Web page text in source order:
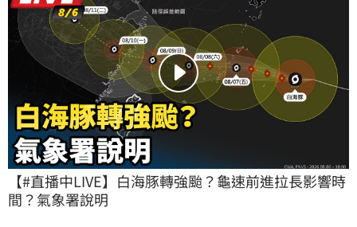
【#直播中LIVE】白海豚轉強颱？龜速前進拉長影響時
間？氣象署說明